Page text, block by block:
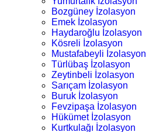
Bozgüney İzolasyon
Emek İzolasyon
Haydaroğlu İzolasyon
Kösreli İzolasyon
Mustafabeyli İzolasyon
Türlübaş İzolasyon
Zeytinbeli İzolasyon
Sarıçam İzolasyon
Buruk İzolasyon
Fevzipaşa İzolasyon
Hükümet İzolasyon
Kurtkulağı İzolasyon